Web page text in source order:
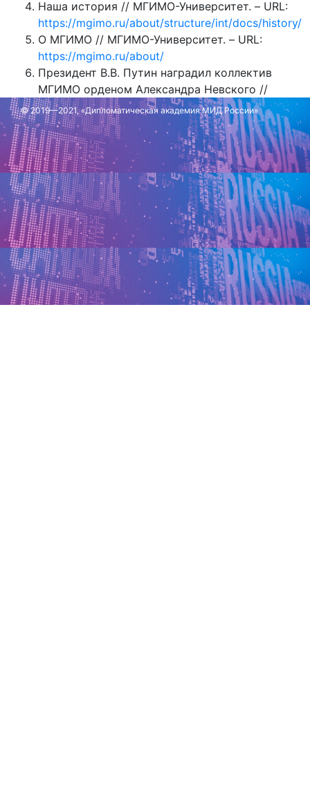
Наша история // МГИМО-Университет. – URL:
https://mgimo.ru/about/structure/int/docs/history/
О МГИМО // МГИМО-Университет. – URL:
https://mgimo.ru/about/
Президент В.В. Путин наградил коллектив
МГИМО орденом Александра Невского //
МГИМО-Университет. – URL:
https://mgimo.ru/about/news/main/orden-
nevskogo/
Ректоры МГИМО // МГИМО-Университет. –
URL:https://mgimo.ru/about/history/rectors/
Обновлено: 14 октября 2024 г.
© 2019—2021, «Дипломатическая академия МИД России»